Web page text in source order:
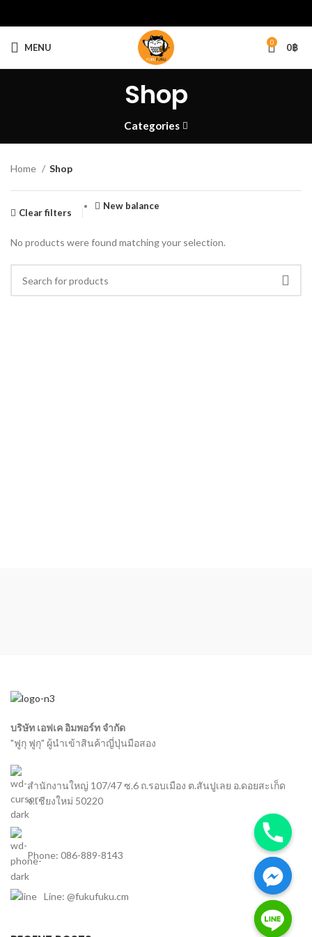
MENU 0 0฿
Shop
Categories
Home Shop
Clear filters
New balance
No products were found matching your selection.
บริษัท เอฟเค อิมพอร์ท จำกัด
"ฟูกุ ฟูกุ" ผู้นำเข้าสินค้าญี่ปุ่นมือสอง
สำนักงานใหญ่ 107/47 ซ.6 ถ.รอบเมือง ต.สันปูเลย อ.ดอยสะเก็ด
จ.เชียงใหม่ 50220
Phone: 086-889-8143
Line: @fukufuku.cm
chaty